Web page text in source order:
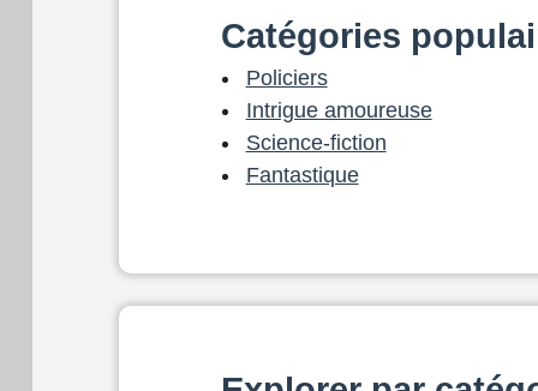
Catégories
Policiers
Intrigue amoureuse
Science-fiction
Fantastique